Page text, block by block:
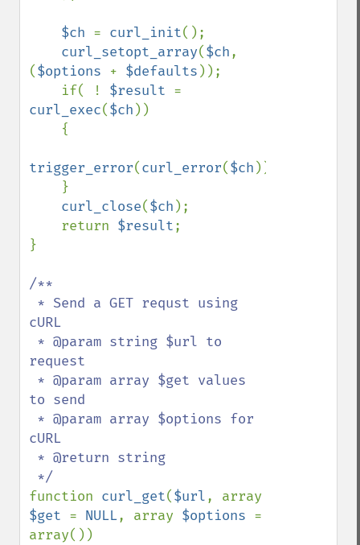
$ch = curl_init();
curl_setopt_array($ch,
($options + $defaults ));
    if( !
$result
curl_exec($ch ))
trigger_error(curl_error($ch ));
curl_close($ch );
    return
$result;
}
/**
cURL
request
to send
cURL
function curl_get($url
$get = NULL, array $options =
array())